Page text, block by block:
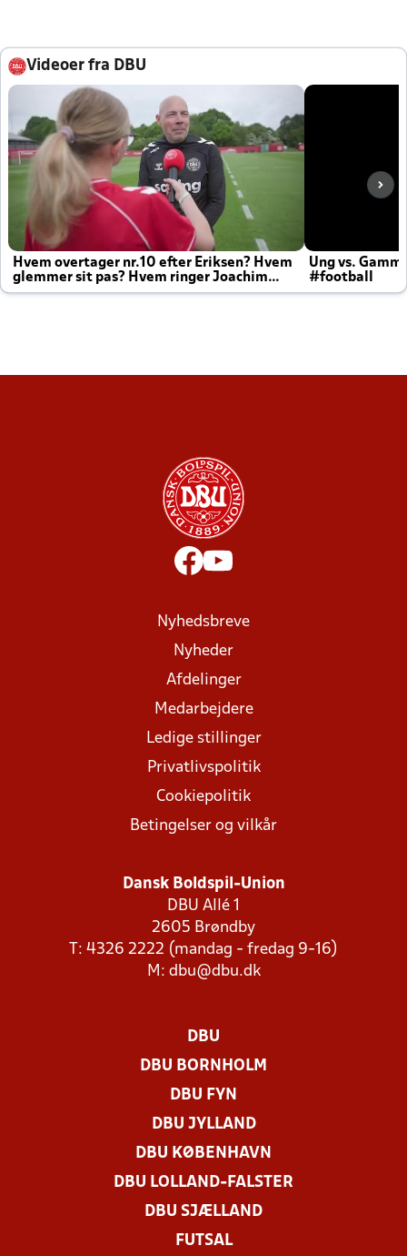
Videoer fra DBU
Hvem overtager nr.10 efter Eriksen? Hvem
glemmer sit pas? Hvem ringer Joachim
altid til efter kampe?
Ung vs.
#football
Nyhedsbreve
Nyheder
Afdelinger
Medarbejdere
Ledige stillinger
Privatlivspolitik
Cookiepolitik
Betingelser og vilkår
Dansk Boldspil-Union
DBU Allé 1
2605 Brøndby
T: 4326 2222 (mandag - fredag 9-16)
M: dbu@dbu.dk
DBU
DBU BORNHOLM
DBU FYN
DBU JYLLAND
DBU KØBENHAVN
DBU LOLLAND-FALSTER
DBU SJÆLLAND
FUTSAL